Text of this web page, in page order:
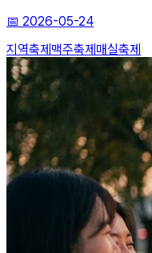
📅 2026-05-24
지역축제맥주축제매실축제